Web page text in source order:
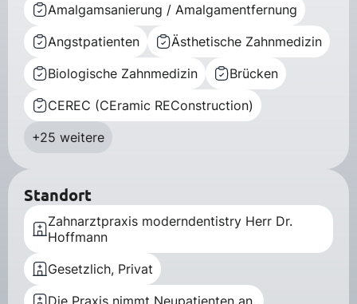
Amalgamsanierung / Amalgamentfernung
Angstpatienten
Ästhetische Zahnmedizin
Biologische Zahnmedizin
Brücken
CEREC (CEramic REConstruction)
+25 weitere
Standort
Zahnarztpraxis moderndentistry Herr Dr.
Hoffmann
Gesetzlich, Privat
Die Praxis nimmt Neupatienten an.